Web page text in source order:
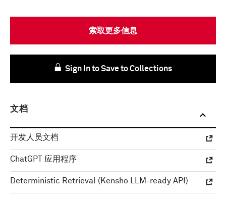
索取更多信息
Sign In to Save to Collections
文档
开发人员文档
ChatGPT 应用程序
Deterministic Retrieval (Kensho LLM-ready API)